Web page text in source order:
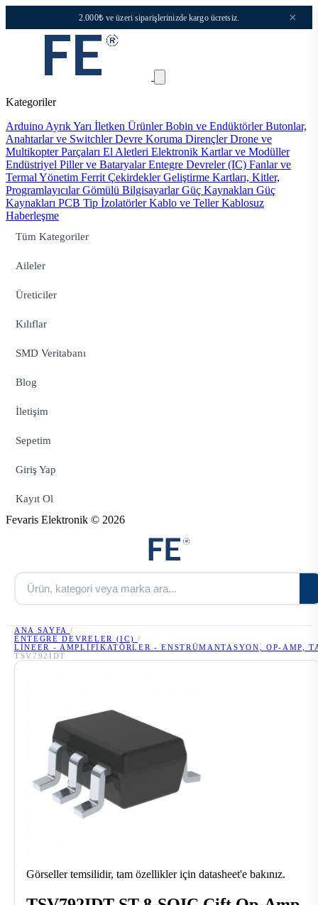
2.000₺ ve üzeri siparişlerinizde kargo ücretsiz. ×
Kategoriler
Arduino Ayrık Yarı İletken ÜrünlerBobin ve EndüktörlerButonlar,
Anahtarlar ve SwitchlerDevre Koruma DirençlerDrone ve
Multikopter Parçaları El Aletleri Elektronik Kartlar ve Modüller
Endüstriyel Piller ve BataryalarEntegre Devreler (IC) Fanlar ve
Termal Yönetim Ferrit ÇekirdeklerGeliştirme Kartları, Kitler,
ProgramlayıcılarGömülü BilgisayarlarGüç Kaynakları Güç
Kaynakları PCB Tip İzolatörlerKablo ve TellerKablosuz
Haberleşme
Tüm Kategoriler
Aileler
Üreticiler
Kılıflar
SMD Veritabanı
Blog
İletişim
Sepetim
Giriş Yap
Kayıt Ol
Fevaris Elektronik © 2026
ANA SAYFA /
ENTEGRE DEVRELER (IC) /
LINEER - AMPLIFIKATÖRLER - ENSTRÜMANTASYON, OP-AMP,
TSV792IDT
Görseller temsilidir, tam özellikler için datasheet'e bakınız.